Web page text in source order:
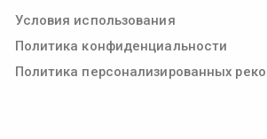
Условия использования
Политика конфиденциальности
Политика персонализированных